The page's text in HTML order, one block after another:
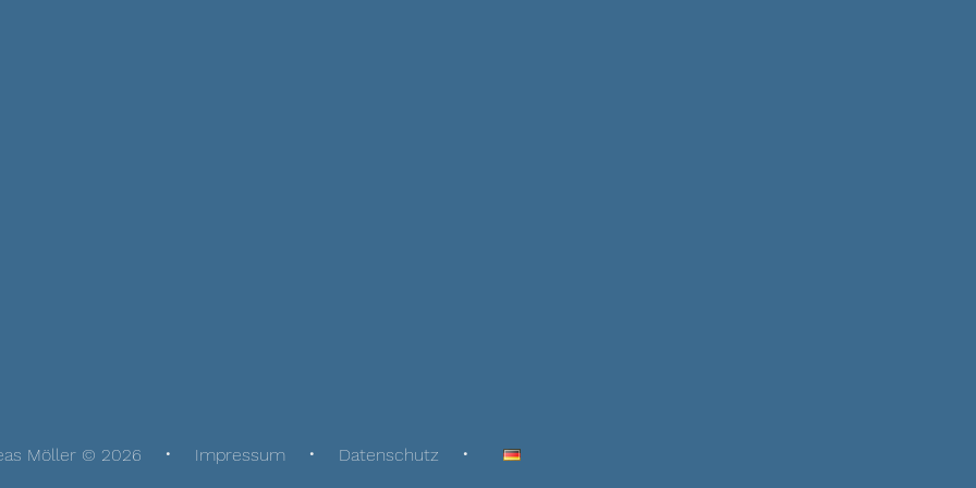
Möller © 2026 Impressum Datenschutz